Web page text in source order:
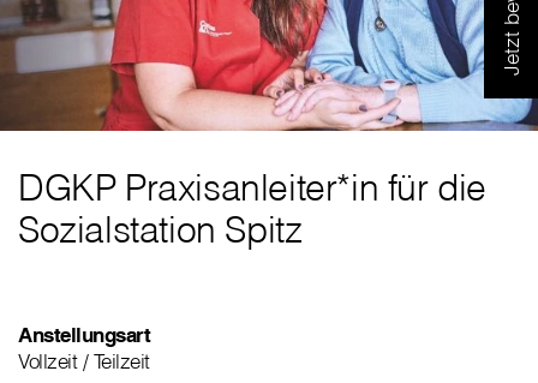
DGKP Praxisanleiter*in für die
Sozialstation Spitz
Anstellungsart
Vollzeit / Teilzeit